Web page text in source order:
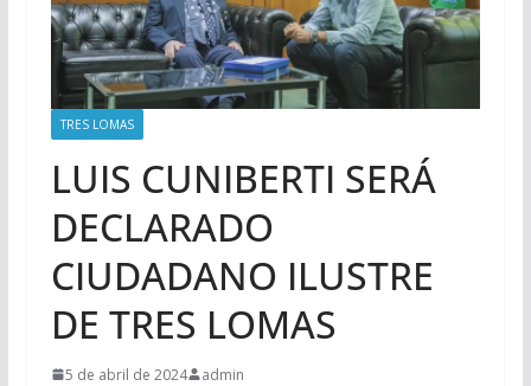
TRES LOMAS
LUIS CUNIBERTI SERÁ
DECLARADO
CIUDADANO ILUSTRE
DE TRES LOMAS
5 de abril de 2024 admin